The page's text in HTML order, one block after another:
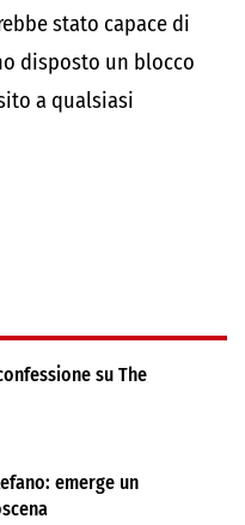
stato capace di
disposto un blocco
a qualsiasi
su The
emerge un